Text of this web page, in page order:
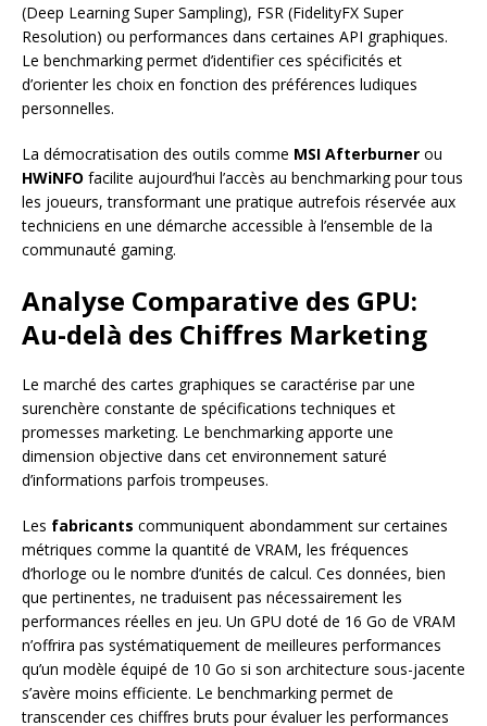
(Deep Learning Super Sampling), FSR (FidelityFX Super
Resolution) ou performances dans certaines API graphiques.
Le benchmarking permet d’identifier ces spécificités et
d’orienter les choix en fonction des préférences ludiques
personnelles.
La démocratisation des outils comme MSI Afterburner ou
HWiNFO facilite aujourd’hui l’accès au benchmarking pour tous
les joueurs, transformant une pratique autrefois réservée aux
techniciens en une démarche accessible à l’ensemble de la
communauté gaming.
Analyse Comparative des GPU:
Au-delà des Chiffres Marketing
Le marché des cartes graphiques se caractérise par une
surenchère constante de spécifications techniques et
promesses marketing. Le benchmarking apporte une
dimension objective dans cet environnement saturé
d’informations parfois trompeuses.
Les fabricants communiquent abondamment sur certaines
métriques comme la quantité de VRAM, les fréquences
d’horloge ou le nombre d’unités de calcul. Ces données, bien
que pertinentes, ne traduisent pas nécessairement les
performances réelles en jeu. Un GPU doté de 16 Go de VRAM
n’offrira pas systématiquement de meilleures performances
qu’un modèle équipé de 10 Go si son architecture sous-jacente
s’avère moins efficiente. Le benchmarking permet de
transcender ces chiffres bruts pour évaluer les performances